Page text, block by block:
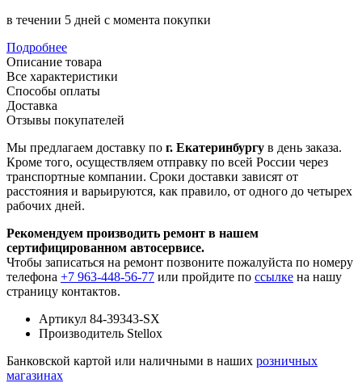
в течении 5 дней с момента покупки
Подробнее
Описание товара
Все характеристики
Способы оплаты
Доставка
Отзывы покупателей
Мы предлагаем доставку по г. Екатеринбургу в день заказа.
Кроме того, осуществляем отправку по всей России через
транспортные компании. Сроки доставки зависят от
расстояния и варьируются, как правило, от одного до четырех
рабочих дней.
Рекомендуем производить ремонт в нашем
сертифицированном автосервисе.
Чтобы записаться на ремонт позвоните пожалуйста по номеру
телефона +7 963-448-56-77 или пройдите по ссылке на нашу
страницу контактов.
Артикул 84-39343-SX
Производитель Stellox
Банковской картой или наличными в наших розничных
магазинах